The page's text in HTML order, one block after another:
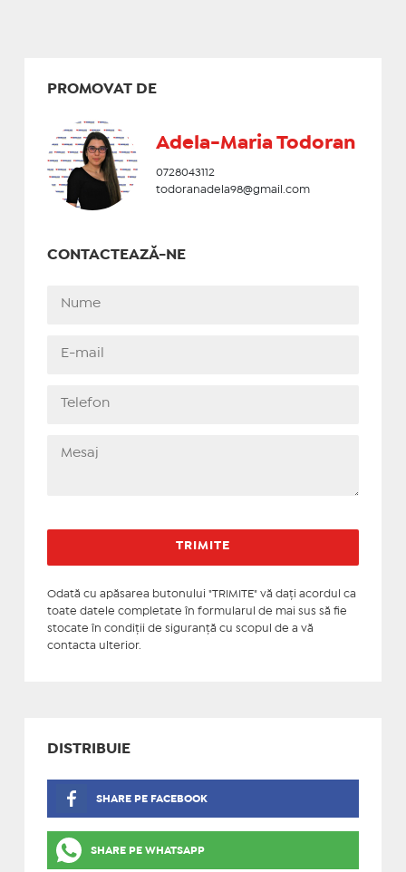
PROMOVAT DE
Adela-Maria Todoran
0728043112
todoranadela98@gmail.com
CONTACTEAZĂ-NE
Odată cu apăsarea butonului "TRIMITE" vă daţi acordul ca
toate datele completate în formularul de mai sus să fie
stocate în condiţii de siguranţă cu scopul de a vă
contacta ulterior.
DISTRIBUIE
SHARE PE FACEBOOK
SHARE PE WHATSAPP